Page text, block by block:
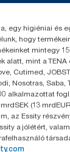
egy higiéniai és
hogy
mintegy
alatt, mint a TENA
Cutimed,
Nosotras, Saba,
alkalmazottat
(13
az Essity
a jólétért,